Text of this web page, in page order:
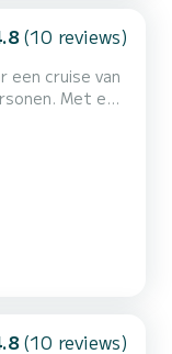
(10 reviews)
een cruise van
in de
(10 reviews)